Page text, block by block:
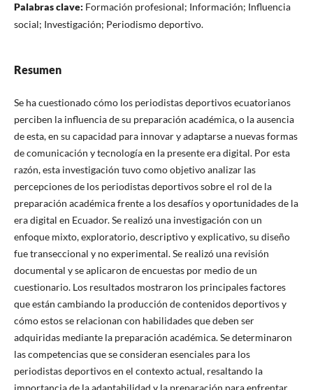
Palabras clave: Formación profesional; Información; Influencia
social; Investigación; Periodismo deportivo.
Resumen
Se ha cuestionado cómo los periodistas deportivos ecuatorianos
perciben la influencia de su preparación académica, o la ausencia
de esta, en su capacidad para innovar y adaptarse a nuevas formas
de comunicación y tecnología en la presente era digital. Por esta
razón, esta investigación tuvo como objetivo analizar las
percepciones de los periodistas deportivos sobre el rol de la
preparación académica frente a los desafíos y oportunidades de la
era digital en Ecuador. Se realizó una investigación con un
enfoque mixto, exploratorio, descriptivo y explicativo, su diseño
fue transeccional y no experimental. Se realizó una revisión
documental y se aplicaron de encuestas por medio de un
cuestionario. Los resultados mostraron los principales factores
que están cambiando la producción de contenidos deportivos y
cómo estos se relacionan con habilidades que deben ser
adquiridas mediante la preparación académica. Se determinaron
las competencias que se consideran esenciales para los
periodistas deportivos en el contexto actual, resaltando la